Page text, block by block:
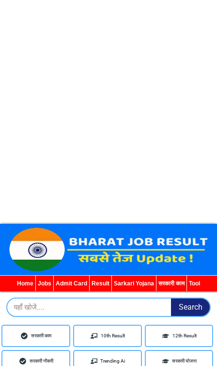
Home Jobs Admit Card Result Sarkari Yojana सरकारी काम Tool
Search Search
सरकारी काम 10th Result 12th Result
सरकारी नौकरी Trending Ai सरकारी योजना
WhatsApp TelegramYouTube Facebook